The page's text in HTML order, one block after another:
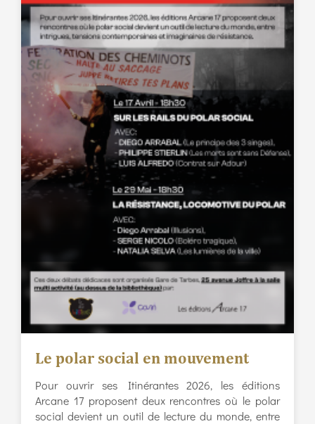
Le polar social en mouvement
Pour ouvrir ses Itinérantes 2026, les éditions
Arcane 17 proposent deux rencontres où le polar
social devient un outil de lecture du monde, entre